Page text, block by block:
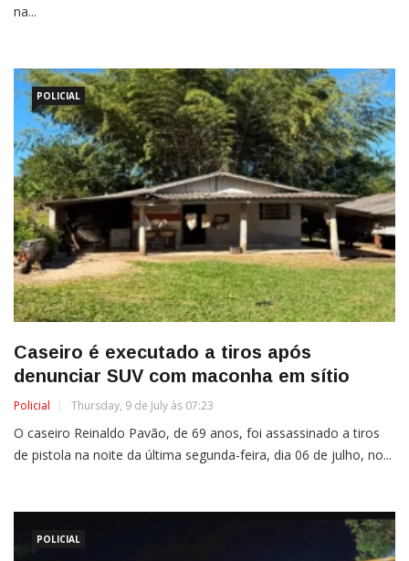
na...
POLICIAL
Caseiro é executado a tiros após
denunciar SUV com maconha em sítio
Policial Thursday, 9 de July às 07:23
O caseiro Reinaldo Pavão, de 69 anos, foi assassinado a tiros
de pistola na noite da última segunda-feira, dia 06 de julho, no...
POLICIAL